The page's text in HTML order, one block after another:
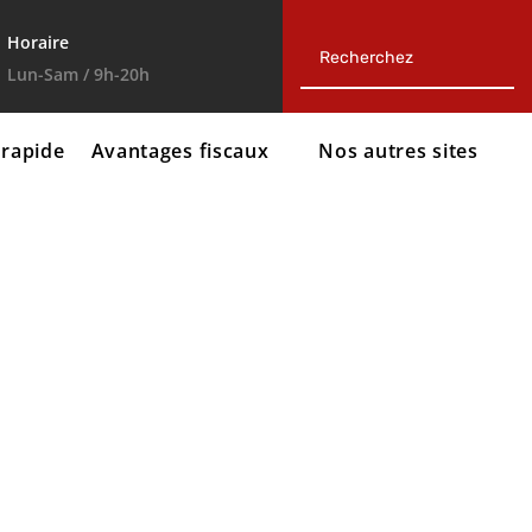
Horaire
Lun-Sam / 9h-20h
Avantages fiscaux Nos autres sites
  